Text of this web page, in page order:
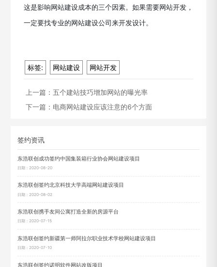
这是影响网站建设成本的三个因素。如果需要网站开发，
一定要找专业的网站建设公司来开发设计。
标签: 网站建设 网站开发
上一篇： 五个建站技巧增加网站的曝光率
下一篇： 电商网站建设应该注意的6个方面
签约资讯
东浩联创成功签约中国集装箱行业协会网站建设项目
日期：2020-08-20
东浩联创签约北京科技大学高端网站建设项目
日期：2020-08-02
东浩联创携手友间公寓打造全新的房源平台
日期：2020-07-15
东浩联创签约新疆第一师阿拉尔职业技术学校网站建设项目
日期：2020-07-10
东浩联创签约诺明软件网站改版项目